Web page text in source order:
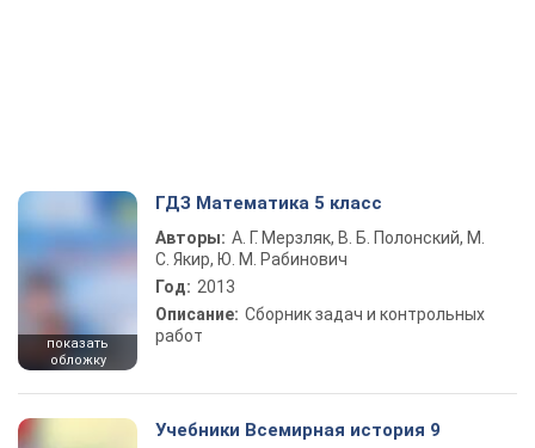
показать
обложку
ГДЗ Математика 5 класс
Авторы: А. Г. Мерзляк, В. Б. Полонский, М.
С. Якир, Ю. М. Рабинович
Год: 2013
Описание: Сборник задач и контрольных
работ
Учебники Всемирная история 9